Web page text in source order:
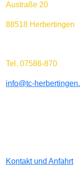
Austraße 20
88518 Herbertingen
Tel. 07586-870
info@tc-
Kontakt und Anfahrt